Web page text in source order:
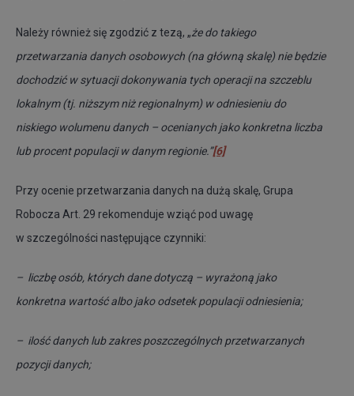
Należy również się zgodzić z tezą, „że do takiego
przetwarzania danych osobowych (na główną skalę) nie będzie
dochodzić w sytuacji dokonywania tych operacji na szczeblu
lokalnym (tj. niższym niż regionalnym) w odniesieniu do
niskiego wolumenu danych – ocenianych jako konkretna liczba
lub procent populacji w danym regionie.”[6]
Przy ocenie przetwarzania danych na dużą skalę, Grupa
Robocza Art. 29 rekomenduje wziąć pod uwagę
w szczególności następujące czynniki:
– liczbę osób, których dane dotyczą – wyrażoną jako
konkretna wartość albo jako odsetek populacji odniesienia;
– ilość danych lub zakres poszczególnych przetwarzanych
pozycji danych;